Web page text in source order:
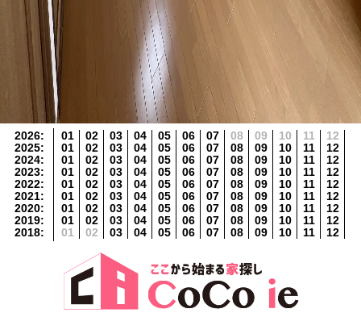
2026: 01 02 03 04 05 06 07 08 09 10 11
12
2025: 01 02 03 04 05 06 07 08 09 10 11
12
2024: 01 02 03 04 05 06 07 08 09 10 11
12
2023: 01 02 03 04 05 06 07 08 09 10 11
12
2022: 01 02 03 04 05 06 07 08 09 10 11
12
2021: 01 02 03 04 05 06 07 08 09 10 11
12
2020: 01 02 03 04 05 06 07 08 09 10 11
12
2019: 01 02 03 04 05 06 07 08 09 10 11
12
2018: 01 02 03 04 05 06 07 08 09 10 11 12